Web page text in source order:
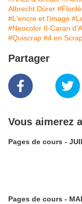
Albrecht Dürer
#L'encre et l'image
#Neocolor II-Caran
#Quiscrap #4 en
Partager
Vous aimerez
Pages de cours -
Pages de cours -